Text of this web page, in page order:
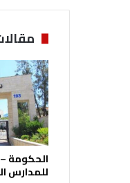
الحكومة
للمدارس